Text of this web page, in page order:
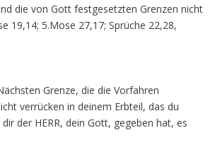
die von Gott festgesetzten Grenzen nicht
19,14; 5.Mose 27,17; Sprüche 22,28,
Grenze, die die Vorfahren
verrücken in deinem Erbteil, das du
der HERR, dein Gott, gegeben hat, es